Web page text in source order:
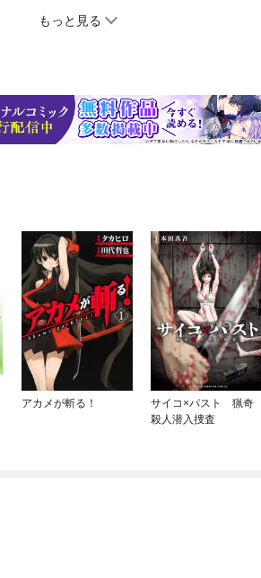
もっと見る
アカメが斬る！
サイコ×パスト 猟奇
殺人潜入捜査